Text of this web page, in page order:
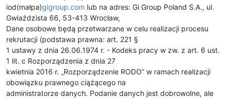
iod(małpa)gigroup.com lub na adres: Gi Group Poland S.A., ul.
Gwiaździsta 66, 53-413 Wrocław,
Dane osobowe będą przetwarzane w celu realizacji procesu
rekrutacji (podstawa prawna: art. 221 §
1 ustawy z dnia 26.06.1974 r. - Kodeks pracy w zw. z art. 6 ust.
1 lit. c Rozporządzenia z dnia 27
kwietnia 2016 r. „Rozporządzenie RODO” w ramach realizacji
obowiązku prawnego ciążącego na
administratorze danych. Podanie danych jest dobrowolne, ale